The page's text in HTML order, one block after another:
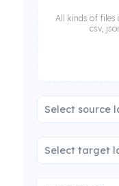
All kinds of files
csv,
Select source
Select target